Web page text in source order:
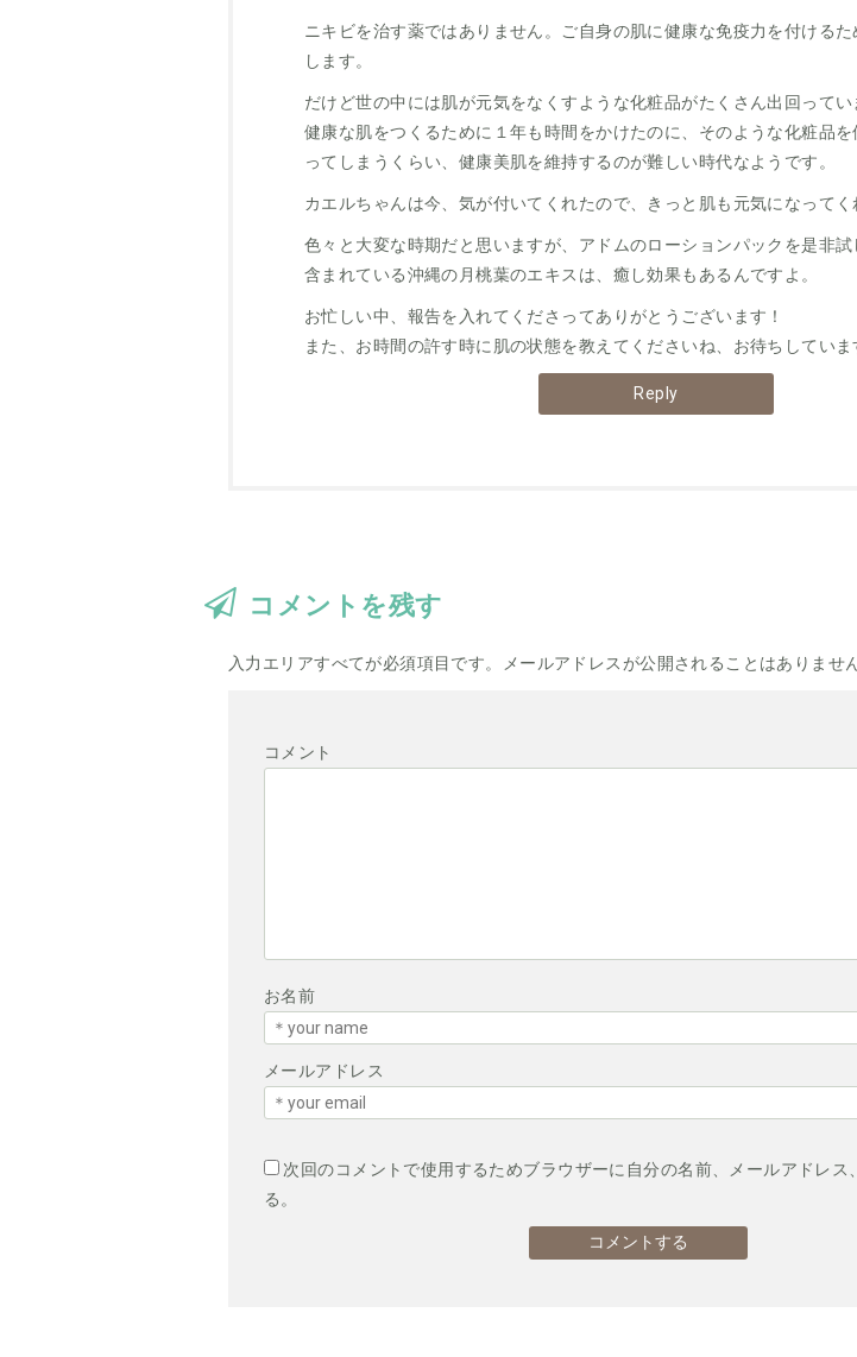
ニキビを治す薬ではありません。ご自身の肌に健康な免疫力を付ける
します。
だけど世の中には肌が元気をなくすような化粧品がたくさん出回ってい
健康な肌をつくるために１年も時間をかけたのに、そのような化粧品
ってしまうくらい、健康美肌を維持するのが難しい時代なようです。
カエルちゃんは今、気が付いてくれたので、きっと肌も元気になってく
色々と大変な時期だと思いますが、アドムのローションパックを是非
含まれている沖縄の月桃葉のエキスは、癒し効果もあるんですよ。
お忙しい中、報告を入れてくださってありがとうございます！
また、お時間の許す時に肌の状態を教えてくださいね、お待ちしていま
Reply
コメントを残す
入力エリアすべてが必須項目です。メールアドレスが公開されることはありません
コメント
お名前
メールアドレス
次回のコメントで使用するためブラウザーに自分の名前、メールアドレス
る。